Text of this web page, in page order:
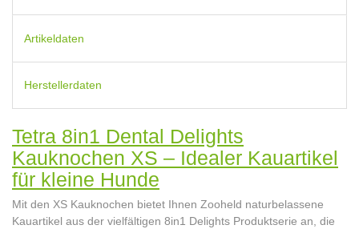
Artikeldaten
Herstellerdaten
Tetra 8in1 Dental Delights
Kauknochen XS – Idealer Kauartikel
für kleine Hunde
Mit den XS Kauknochen bietet Ihnen Zooheld naturbelassene
Kauartikel aus der vielfältigen 8in1 Delights Produktserie an, die